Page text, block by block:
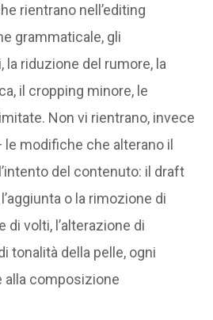
rientrano nell’editing
grammaticale, gli
la riduzione del rumore, la
il cropping minore, le
Non vi rientrano, invece
modifiche che alterano il
del contenuto: il draft
o la rimozione di
di volti, l’alterazione di
tonalità della pelle, ogni
composizione